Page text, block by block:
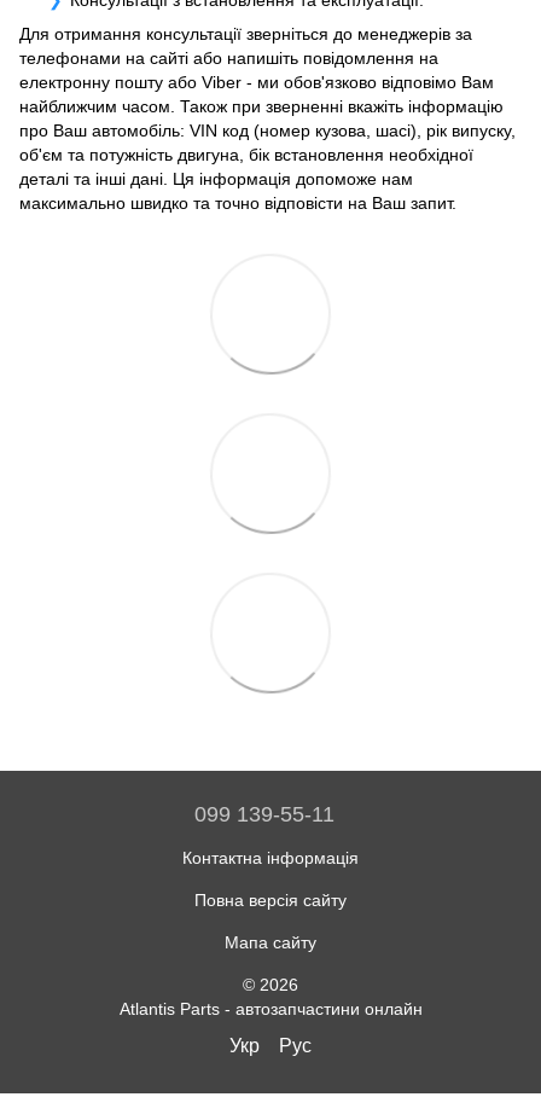
Для отримання консультації зверніться до менеджерів за
телефонами на сайті або напишіть повідомлення на
електронну пошту або Viber - ми обов'язково відповімо Вам
найближчим часом. Також при зверненні вкажіть інформацію
про Ваш автомобіль: VIN код (номер кузова, шасі), рік випуску,
об'єм та потужність двигуна, бік встановлення необхідної
деталі та інші дані. Ця інформація допоможе нам
максимально швидко та точно відповісти на Ваш запит.
099 139-55-11
Контактна інформація
Повна версія сайту
Мапа сайту
© 2026
Atlantis Parts - автозапчастини онлайн
Укр Рус